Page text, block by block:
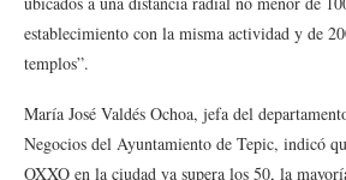
establecimiento con la misma actividad y de
templos”.
María José Valdés Ochoa, jefa del
Negocios del Ayuntamiento de Tepic, indicó
OXXO en la ciudad ya supera los 50, la